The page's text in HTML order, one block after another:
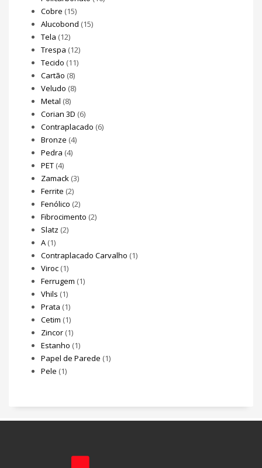
Cobre (15)
Alucobond (15)
Tela (12)
Trespa (12)
Tecido (11)
Cartão (8)
Veludo (8)
Metal (8)
Corian 3D (6)
Contraplacado (6)
Bronze (4)
Pedra (4)
PET (4)
Zamack (3)
Ferrite (2)
Fenólico (2)
Fibrocimento (2)
Slatz (2)
A (1)
Contraplacado Carvalho (1)
Viroc (1)
Ferrugem (1)
Vhils (1)
Prata (1)
Cetim (1)
Zincor (1)
Estanho (1)
Papel de Parede (1)
Pele (1)